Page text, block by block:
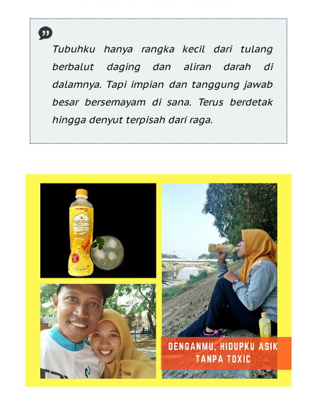
Tubuhku hanya rangka kecil dari tulang
berbalut daging dan aliran darah di
dalamnya. Tapi impian dan tanggung jawab
besar bersemayam di sana. Terus berdetak
hingga denyut terpisah dari raga.